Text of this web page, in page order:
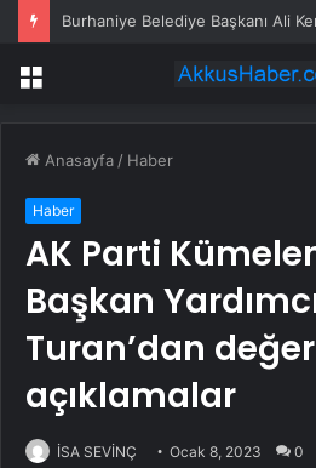
Menü
Anasayfa / Haber
Haber
AK Parti
Başkan
Turan’dan
açıklamalar
İSA SEVİNÇ Ocak 8, 2023 0